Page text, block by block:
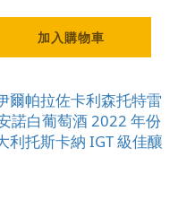
加入購物車